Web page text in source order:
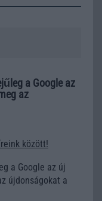
a Google az
az
között!
a Google az új
újdonságokat a